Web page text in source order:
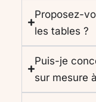
Proposez-
les tables ?
Puis-je
sur mesure